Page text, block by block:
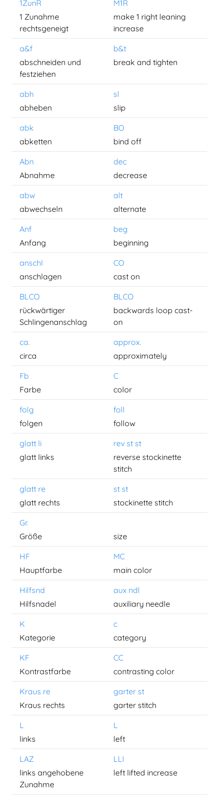
1ZunR
M1R
1 Zunahme
rechtsgeneigt
make 1 right leaning
increase
a&f
b&t
abschneiden und
festziehen
break and tighten
abh
sl
abheben
slip
abk
BO
abketten
bind off
Abn
dec
Abnahme
decrease
abw
alt
abwechseln
alternate
Anf
beg
Anfang
beginning
anschl
CO
anschlagen
cast on
BLCO
BLCO
rückwärtiger
Schlingenanschlag
backwards loop cast-
on
ca.
approx.
circa
approximately
Fb
C
Farbe
color
folg
foll
folgen
follow
glatt li
rev st st
glatt links
reverse stockinette
stitch
glatt re
st st
glatt rechts
stockinette stitch
Gr.
Größe
size
HF
MC
Hauptfarbe
main color
Hilfsnd
aux ndl
Hilfsnadel
auxiliary needle
K
c
Kategorie
category
KF
CC
Kontrastfarbe
contrasting color
Kraus re
garter st
Kraus rechts
garter stitch
L
L
links
left
LAZ
LLI
links angehobene
Zunahme
left lifted increase